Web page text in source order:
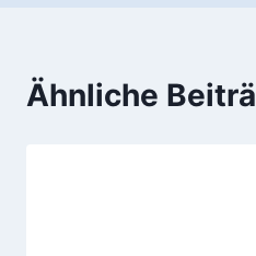
Ähnliche